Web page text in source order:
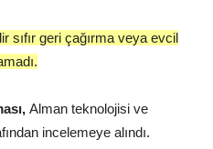
sıfır geri çağırma veya evcil
Alman teknolojisi ve
incelemeye alındı.